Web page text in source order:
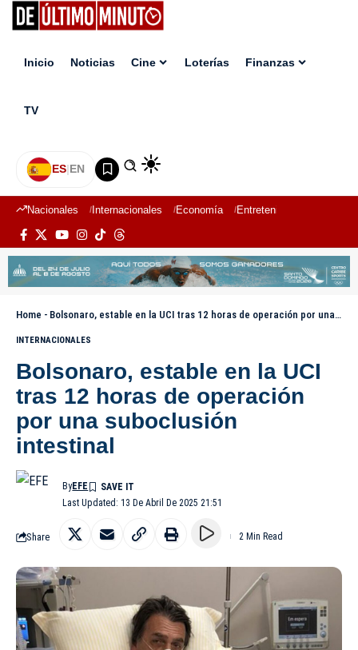
Inicio Noticias Cine Loterías Finanzas
TV
ES|EN
Nacionales Internacionales Economía Entretenimiento
Home - Bolsonaro, estable en la UCI tras 12 horas de operación por una suboclusión intestinal
INTERNACIONALES
Bolsonaro, estable en la UCI
tras 12 horas de operación
por una suboclusión
intestinal
Last Updated: 13 De Abril De 2025 21:51
ByEFE
Share 2 Min Read